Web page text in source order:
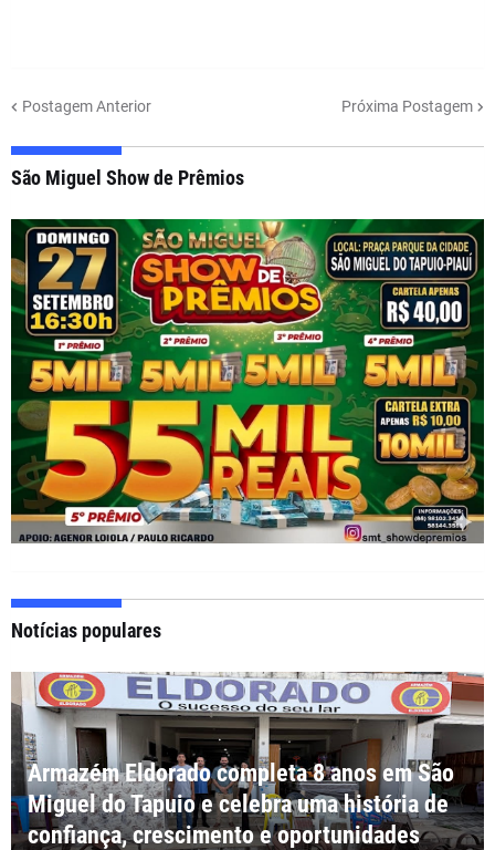
Postagem Anterior Próxima Postagem
São Miguel Show de Prêmios
Notícias populares
Armazém Eldorado completa 8 anos em São
Miguel do Tapuio e celebra uma história de
confiança, crescimento e oportunidades